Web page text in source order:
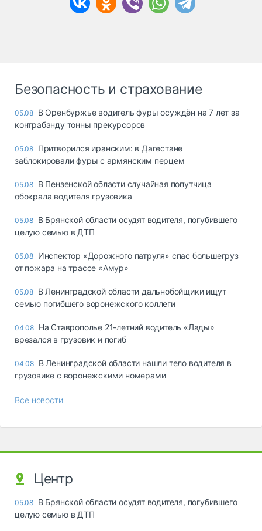
Безопасность и страхование
05.08 В Оренбуржье водитель фуры осуждён на 7 лет за
контрабанду тонны прекурсоров
05.08 Притворился иранским: в Дагестане
заблокировали фуры с армянским перцем
05.08 В Пензенской области случайная попутчица
обокрала водителя грузовика
05.08 В Брянской области осудят водителя, погубившего
целую семью в ДТП
05.08 Инспектор «Дорожного патруля» спас большегруз
от пожара на трассе «Амур»
05.08 В Ленинградской области дальнобойщики ищут
семью погибшего воронежского коллеги
04.08 На Ставрополье 21-летний водитель «Лады»
врезался в грузовик и погиб
04.08 В Ленинградской области нашли тело водителя в
грузовике с воронежскими номерами
Все новости
Центр
05.08 В Брянской области осудят водителя, погубившего
целую семью в ДТП